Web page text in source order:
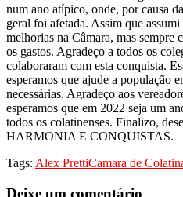
num ano atípico, onde, por causa
geral foi afetada. Assim que
melhorias na Câmara, mas sempre
os gastos. Agradeço a todos os
colaboraram com esta conquista.
esperamos que ajude a população
necessárias. Agradeço aos
esperamos que em 2022 seja um
todos os colatinenses. Finalizo,
HARMONIA E CONQUISTAS.
Tags: Alex PrettiCamara de
Deixe um comentário